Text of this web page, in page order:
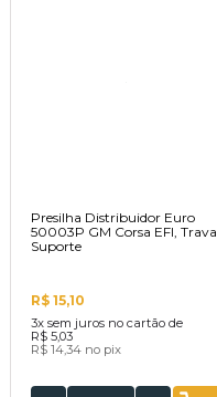
Presilha Distribuidor Euro
50003P GM Corsa EFI, Trava,
Suporte
R$ 15,10
3x sem juros no cartão de
R$ 5,03
R$ 14,34 no pix